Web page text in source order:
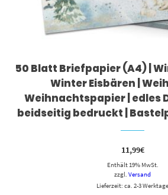
50 Blatt Briefpapier (A4) |
Winter Eisbären |
Weihnachtspapier | edles
beidseitig bedruckt |
11,99€
Enthält 19% MwSt.
zzgl. Versand
Lieferzeit: ca. 2-3 Werktage